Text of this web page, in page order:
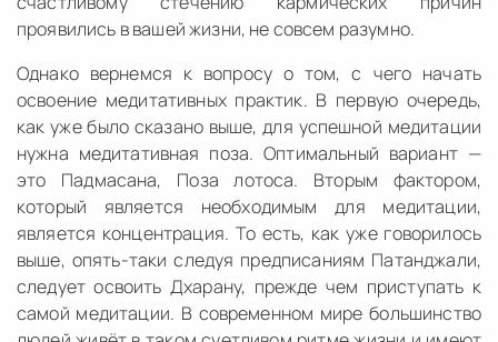
проявились в вашей жизни, не совсем разумно.
Однако вернемся к вопросу о том, с чего начать
освоение медитативных практик. В первую очередь,
как уже было сказано выше, для успешной медитации
нужна медитативная поза. Оптимальный вариант —
это Падмасана, Поза лотоса. Вторым фактором,
который является необходимым для медитации,
является концентрация. То есть, как уже говорилось
выше, опять-таки следуя предписаниям Патанджали,
следует освоить Дхарану, прежде чем приступать к
самой медитации. В современном мире большинство